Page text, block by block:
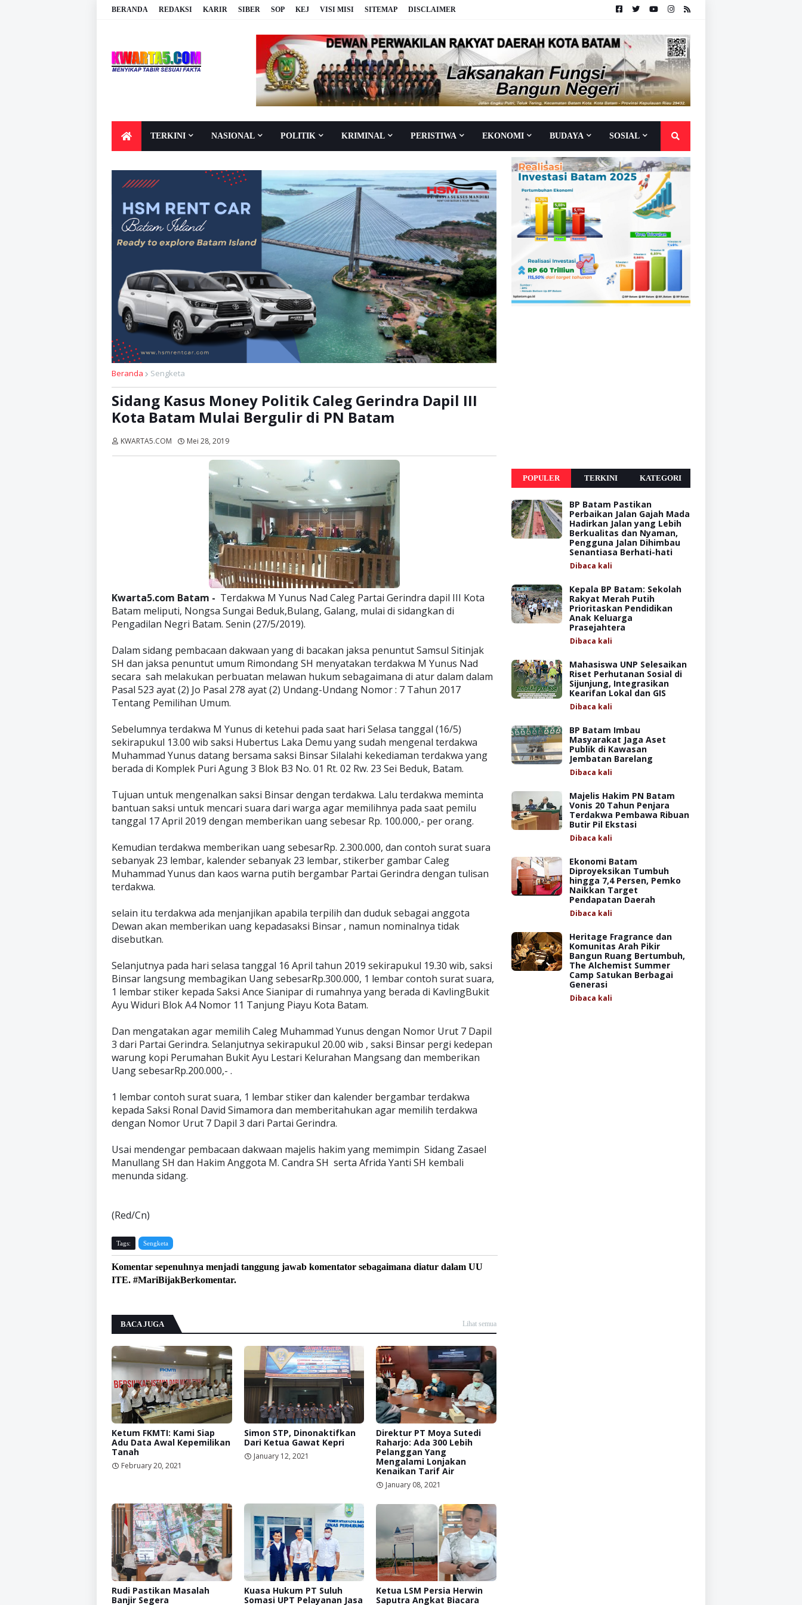
BERANDA REDAKSI KARIR SIBER SOP KEJ VISI MISI SITEMAP DISCLAIMER
TERKINI NASIONAL POLITIK KRIMINAL PERISTIWA EKONOMI BUDAYA SOSIAL
Beranda Sengketa
Sidang Kasus Money Politik Caleg Gerindra Dapil III
Kota Batam Mulai Bergulir di PN Batam
KWARTA5.COM Mei 28, 2019
Kwarta5.com Batam - Terdakwa M Yunus Nad Caleg Partai Gerindra dapil III Kota
Batam meliputi, Nongsa Sungai Beduk,Bulang, Galang, mulai di sidangkan di
Pengadilan Negri Batam. Senin (27/5/2019).
Dalam sidang pembacaan dakwaan yang di bacakan jaksa penuntut Samsul Sitinjak
SH dan jaksa penuntut umum Rimondang SH menyatakan terdakwa M Yunus Nad
secara sah melakukan perbuatan melawan hukum sebagaimana di atur dalam dalam
Pasal 523 ayat (2) Jo Pasal 278 ayat (2) Undang-Undang Nomor : 7 Tahun 2017
Tentang Pemilihan Umum.
Sebelumnya terdakwa M Yunus di ketehui pada saat hari Selasa tanggal (16/5)
sekirapukul 13.00 wib saksi Hubertus Laka Demu yang sudah mengenal terdakwa
Muhammad Yunus datang bersama saksi Binsar Silalahi kekediaman terdakwa yang
berada di Komplek Puri Agung 3 Blok B3 No. 01 Rt. 02 Rw. 23 Sei Beduk, Batam.
Tujuan untuk mengenalkan saksi Binsar dengan terdakwa. Lalu terdakwa meminta
bantuan saksi untuk mencari suara dari warga agar memilihnya pada saat pemilu
tanggal 17 April 2019 dengan memberikan uang sebesar Rp. 100.000,- per orang.
Kemudian terdakwa memberikan uang sebesarRp. 2.300.000, dan contoh surat suara
sebanyak 23 lembar, kalender sebanyak 23 lembar, stikerber gambar Caleg
Muhammad Yunus dan kaos warna putih bergambar Partai Gerindra dengan tulisan
terdakwa.
selain itu terdakwa ada menjanjikan apabila terpilih dan duduk sebagai anggota
Dewan akan memberikan uang kepadasaksi Binsar , namun nominalnya tidak
disebutkan.
Selanjutnya pada hari selasa tanggal 16 April tahun 2019 sekirapukul 19.30 wib, saksi
Binsar langsung membagikan Uang sebesarRp.300.000, 1 lembar contoh surat suara,
1 lembar stiker kepada Saksi Ance Sianipar di rumahnya yang berada di KavlingBukit
Ayu Widuri Blok A4 Nomor 11 Tanjung Piayu Kota Batam.
Dan mengatakan agar memilih Caleg Muhammad Yunus dengan Nomor Urut 7 Dapil
3 dari Partai Gerindra. Selanjutnya sekirapukul 20.00 wib , saksi Binsar pergi kedepan
warung kopi Perumahan Bukit Ayu Lestari Kelurahan Mangsang dan memberikan
Uang sebesarRp.200.000,- .
1 lembar contoh surat suara, 1 lembar stiker dan kalender bergambar terdakwa
kepada Saksi Ronal David Simamora dan memberitahukan agar memilih terdakwa
dengan Nomor Urut 7 Dapil 3 dari Partai Gerindra.
Usai mendengar pembacaan dakwaan majelis hakim yang memimpin Sidang Zasael
Manullang SH dan Hakim Anggota M. Candra SH serta Afrida Yanti SH kembali
menunda sidang.
(Red/Cn)
Tags: Sengketa
Komentar sepenuhnya menjadi tanggung jawab komentator sebagaimana diatur dalam UU
ITE. #MariBijakBerkomentar.
BACA JUGA Lihat semua
Ketum FKMTI: Kami Siap
Adu Data Awal Kepemilikan
Tanah
February 20, 2021
Simon STP, Dinonaktifkan
Dari Ketua Gawat Kepri
January 12, 2021
Direktur PT Moya Sutedi
Raharjo: Ada 300 Lebih
Pelanggan Yang
Mengalami Lonjakan
Kenaikan Tarif Air
January 08, 2021
Rudi Pastikan Masalah
Banjir Segera
Kuasa Hukum PT Suluh
Somasi UPT Pelayanan Jasa
Ketua LSM Persia Herwin
Saputra Angkat Biacara
POPULER TERKINI KATEGORI
BP Batam Pastikan
Perbaikan Jalan Gajah Mada
Hadirkan Jalan yang Lebih
Berkualitas dan Nyaman,
Pengguna Jalan Dihimbau
Senantiasa Berhati-hati
Dibaca kali
Kepala BP Batam: Sekolah
Rakyat Merah Putih
Prioritaskan Pendidikan
Anak Keluarga
Prasejahtera
Dibaca kali
Mahasiswa UNP Selesaikan
Riset Perhutanan Sosial di
Sijunjung, Integrasikan
Kearifan Lokal dan GIS
Dibaca kali
BP Batam Imbau
Masyarakat Jaga Aset
Publik di Kawasan
Jembatan Barelang
Dibaca kali
Majelis Hakim PN Batam
Vonis 20 Tahun Penjara
Terdakwa Pembawa Ribuan
Butir Pil Ekstasi
Dibaca kali
Ekonomi Batam
Diproyeksikan Tumbuh
hingga 7,4 Persen, Pemko
Naikkan Target
Pendapatan Daerah
Dibaca kali
Heritage Fragrance dan
Komunitas Arah Pikir
Bangun Ruang Bertumbuh,
The Alchemist Summer
Camp Satukan Berbagai
Generasi
Dibaca kali